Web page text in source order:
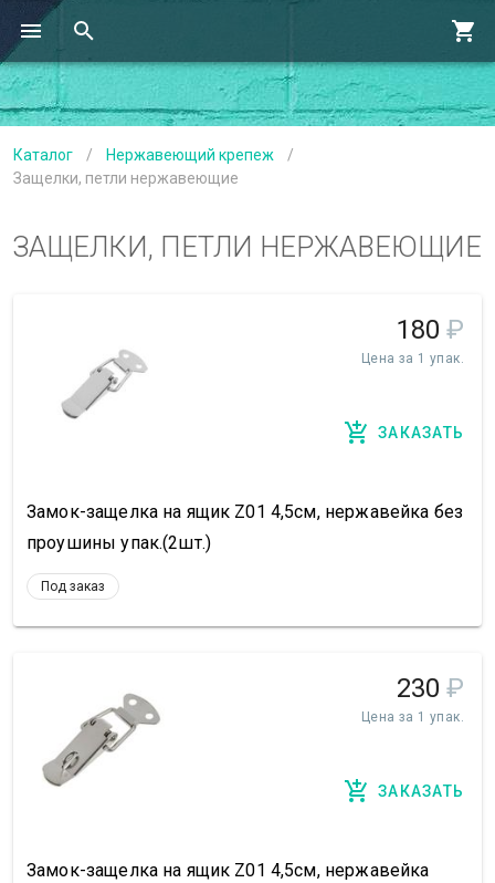
Каталог / Нержавеющий крепеж
/
Защелки, петли нержавеющие
ЗАЩЕЛКИ, ПЕТЛИ НЕРЖАВЕЮЩИЕ
180 ₽
Цена за 1 упак.
ЗАКАЗАТЬ
Замок-защелка на ящик Z01 4,5см, нержавейка без
проушины упак.(2шт.)
Под заказ
230 ₽
Цена за 1 упак.
ЗАКАЗАТЬ
Замок-защелка на ящик Z01 4,5см, нержавейка